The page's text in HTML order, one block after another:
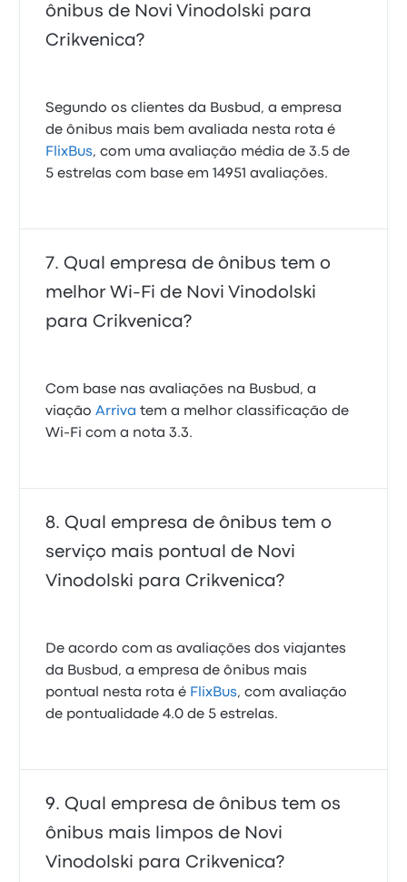
ônibus de Novi Vinodolski para
Crikvenica?
Segundo os clientes da Busbud, a empresa
de ônibus mais bem avaliada nesta rota é
FlixBus, com uma avaliação média de 3.5 de
5 estrelas com base em 14951 avaliações.
Qual empresa de ônibus tem o
melhor Wi-Fi de Novi Vinodolski
para Crikvenica?
Com base nas avaliações na Busbud, a
viaçãoArriva tem a melhor classificação de
Wi-Fi com a nota 3.3.
Qual empresa de ônibus tem o
serviço mais pontual de Novi
Vinodolski para Crikvenica?
De acordo com as avaliações dos viajantes
da Busbud, a empresa de ônibus mais
pontual nesta rota é FlixBus, com avaliação
de pontualidade 4.0 de 5 estrelas.
Qual empresa de ônibus tem os
ônibus mais limpos de Novi
Vinodolski para Crikvenica?